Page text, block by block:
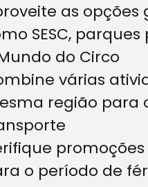
as opções
SESC,
do Circo
várias
região para
promoções
o período de